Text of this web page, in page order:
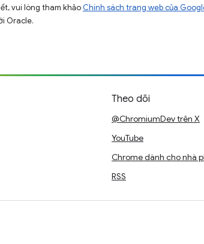
vui lòng tham khảo Chính sách trang web của
Oracle.
Theo dõi
@ChromiumDev trên X
YouTube
Chrome dành cho nhà
RSS